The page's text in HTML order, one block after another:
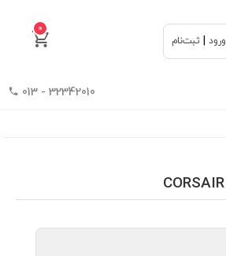
0
ورود
ثبت‌نام
32342010 - 013